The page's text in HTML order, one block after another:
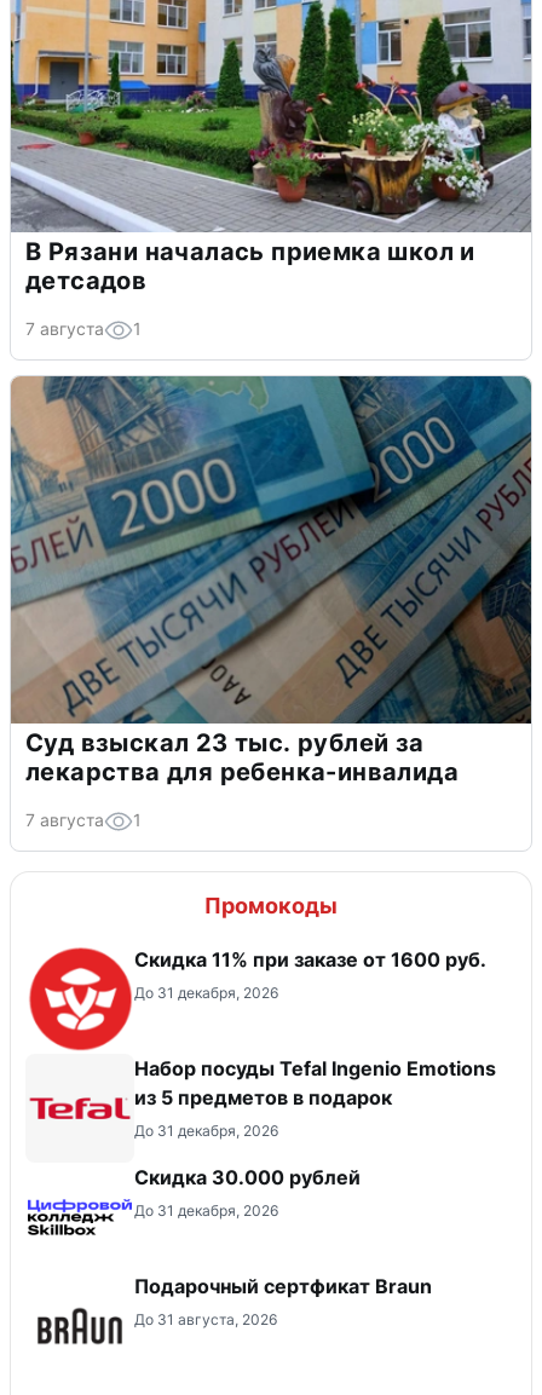
В Рязани началась приемка школ и
детсадов
7 августа 1
Суд взыскал 23 тыс. рублей за
лекарства для ребенка-инвалида
7 августа 1
Промокоды
Скидка 11% при заказе от 1600 руб.
До 31 декабря, 2026
Набор посуды Tefal Ingenio Emotions
из 5 предметов в подарок
До 31 декабря, 2026
Скидка 30.000 рублей
До 31 декабря, 2026
Подарочный сертфикат Braun
До 31 августа, 2026